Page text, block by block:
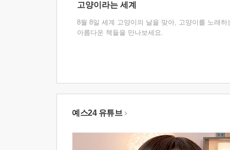
고양이라는 세계
8월 8일 세계 고양이의 날을 맞아, 고양이를 노래하
아름다운 책들을 만나보세요.
예스24 유튜브